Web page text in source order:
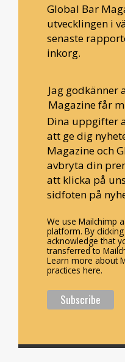
Global Bar
utvecklingen i
senaste
inkorg.
Jag godkänner
Magazine får
Dina uppgifter
att ge dig
Magazine och
avbryta din
att klicka på
sidfoten på
We use Mailchimp
platform. By
acknowledge that
transferred to
Learn more about
practices here.